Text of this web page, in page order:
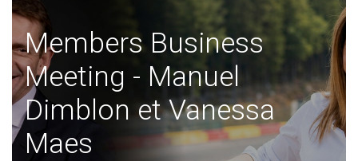
Members Business
Meeting - Manuel
Dimblon et Vanessa
Maes